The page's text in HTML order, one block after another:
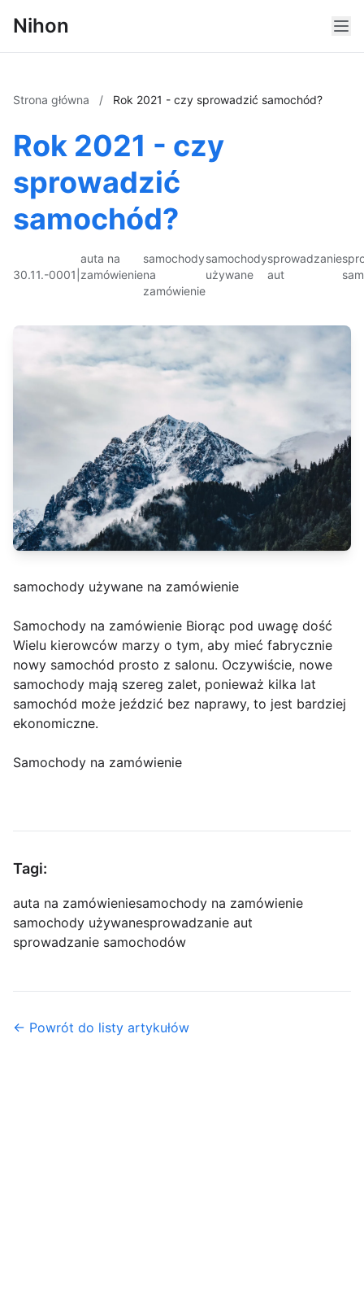
Nihon
Strona główna / Rok 2021 - czy sprowadzić samochód?
Rok 2021 - czy
sprowadzić
samochód?
30.11.-0001
auta na
zamówienie
samochody
na
zamówienie
samochody
używane
sprowadzanie
aut
samochody używane na zamówienie
Samochody na zamówienie Biorąc pod uwagę dość
Wielu kierowców marzy o tym, aby mieć fabrycznie
nowy samochód prosto z salonu. Oczywiście, nowe
samochody mają szereg zalet, ponieważ kilka lat
samochód może jeździć bez naprawy, to jest bardziej
ekonomiczne.
Samochody na zamówienie
Tagi:
auta na zamówieniesamochody na zamówienie
samochody używanesprowadzanie aut
sprowadzanie samochodów
← Powrót do listy artykułów